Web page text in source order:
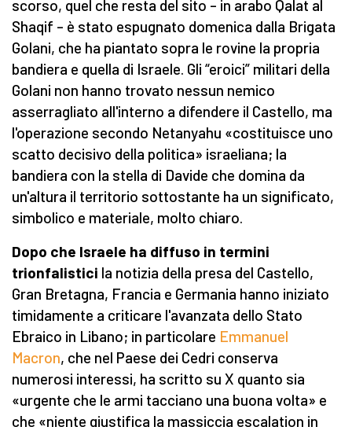
scorso, quel che resta del sito – in arabo Qalat al
Shaqif – è stato espugnato domenica dalla Brigata
Golani, che ha piantato sopra le rovine la propria
bandiera e quella di Israele. Gli “eroici” militari della
Golani non hanno trovato nessun nemico
asserragliato all'interno a difendere il Castello, ma
l'operazione secondo Netanyahu «costituisce uno
scatto decisivo della politica» israeliana; la
bandiera con la stella di Davide che domina da
un'altura il territorio sottostante ha un significato,
simbolico e materiale, molto chiaro.
Dopo che Israele ha diffuso in termini
trionfalistici la notizia della presa del Castello,
Gran Bretagna, Francia e Germania hanno iniziato
timidamente a criticare l'avanzata dello Stato
Ebraico in Libano; in particolare Emmanuel
Macron, che nel Paese dei Cedri conserva
numerosi interessi, ha scritto su X quanto sia
«urgente che le armi tacciano una buona volta» e
che «niente giustifica la massiccia escalation in